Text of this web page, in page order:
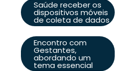
Saúde receber os
dispositivos móveis
de coleta de dados
Encontro com
Gestantes,
abordando um
tema essencial